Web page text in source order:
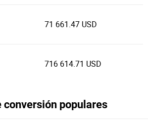
71 661.47 USD
716 614.71 USD
conversión populares